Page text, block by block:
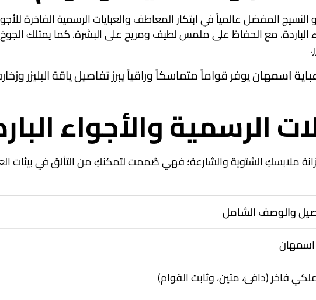
النسيج المفضل عالمياً في ابتكار المعاطف والعبايات الرسمية الفاخرة
الباردة، مع الحفاظ على ملمس لطيف ومريح على البشرة. كما يمتلك
اسمهانيوفر قواماً متماسكاً وراقياً يبرز تفاصيل ياقة البليزر
الرسمية والأجواء
ملابسكِ الشتوية والشارعة؛ فهي صُممت لتمكنكِ من التألق في بيئات
والوصف الشامل
اسمهان
فاخر (دافئ، متين، وثابت القوام)